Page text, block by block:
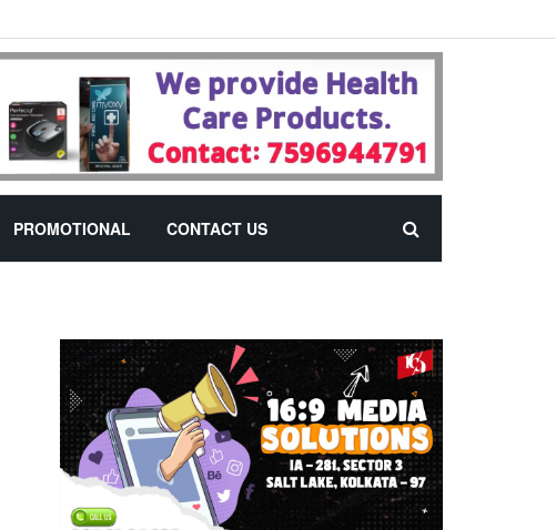
PROMOTIONAL CONTACT US